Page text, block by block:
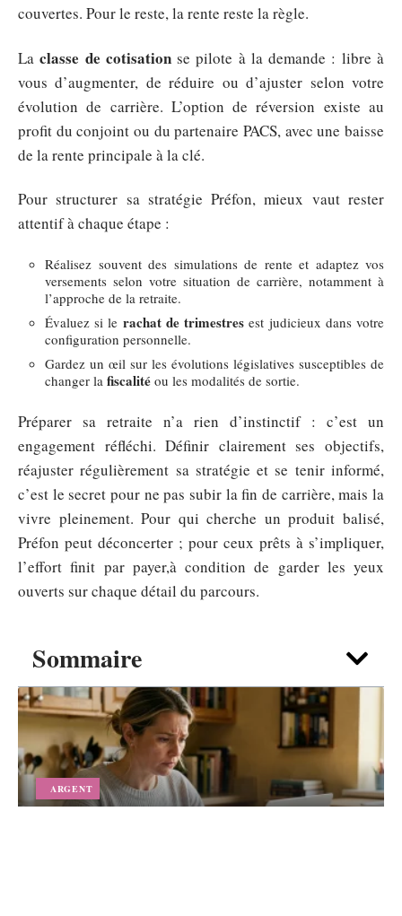
Sommaire
ARGENT
couvertes. Pour le reste, la rente reste la règle.
Laclasse de cotisationse pilote à la demande : libre à
vous d’augmenter, de réduire ou d’ajuster selon votre
évolution de carrière. L’option de réversion existe au
profit du conjoint ou du partenaire PACS, avec une baisse
de la rente principale à la clé.
Pour structurer sa stratégie Préfon, mieux vaut rester
attentif à chaque étape :
Réalisez souvent des simulations de rente et adaptez vos
versements selon votre situation de carrière, notamment à
l’approche de la retraite.
Évaluez si le rachat de trimestres est judicieux dans votre
configuration personnelle.
Gardez un œil sur les évolutions législatives susceptibles de
changer la fiscalité ou les modalités de sortie.
Préparer sa retraite n’a rien d’instinctif : c’est un
engagement réfléchi. Définir clairement ses objectifs,
réajuster régulièrement sa stratégie et se tenir informé,
c’est le secret pour ne pas subir la fin de carrière, mais la
vivre pleinement. Pour qui cherche un produit balisé,
Préfon peut déconcerter ; pour ceux prêts à s’impliquer,
l’effort finit par payer,à condition de garder les yeux
ouverts sur chaque détail du parcours.